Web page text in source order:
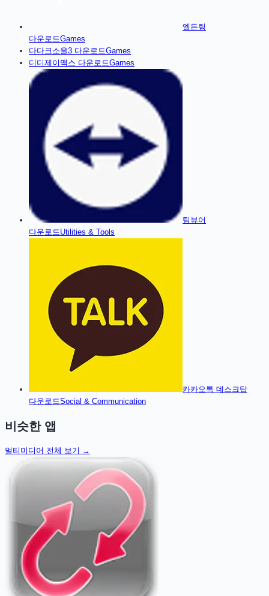
엘든링
다운로드Games
다다크소울3 다운로드Games
디 디제이맥스 다운로드Games
팀뷰어
다운로드 Utilities & Tools
카카오톡 데스크탑
다운로드Social & Communication
비슷한 앱
멀티미디어 전체 보기 →